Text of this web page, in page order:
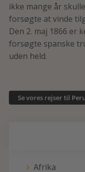
ikke mange år
forsøgte at vinde
Den 2. maj 1866 er
forsøgte spanske
uden held.
Se vores rejser til
Afrika